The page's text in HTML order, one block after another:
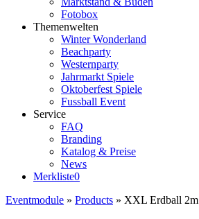
Fotobox
Themenwelten
Winter Wonderland
Beachparty
Westernparty
Jahrmarkt Spiele
Oktoberfest Spiele
Fussball Event
Service
FAQ
Branding
Katalog & Preise
News
Merkliste0
Eventmodule » Products » XXL Erdball 2m